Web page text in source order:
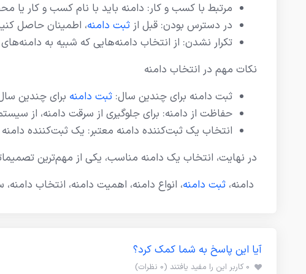
مرتبط با کسب و کار: دامنه باید با نام کسب و کار یا
در دسترس بودن: قبل از ثبت دامنه، اطمینان حاصل
تکرار نشدن: از انتخاب دامنه‌هایی که شبیه به
نکات مهم در انتخاب دامنه
ثبت دامنه برای چندین سال: ثبت دامنه برای چندین
حفاظت از دامنه: برای جلوگیری از سرقت دامنه، از
انتخاب یک ثبت‌کننده دامنه معتبر: یک ثبت‌کننده دامنه
در نهایت، انتخاب یک دامنه مناسب، یکی از مهم‌ترین
دامنه، ثبت دامنه، انواع دامنه، اهمیت دامنه، انتخاب دامنه،
آیا این پاسخ به شما کمک کرد؟
0 کاربر این را مفید یافتند (0 نظرات)